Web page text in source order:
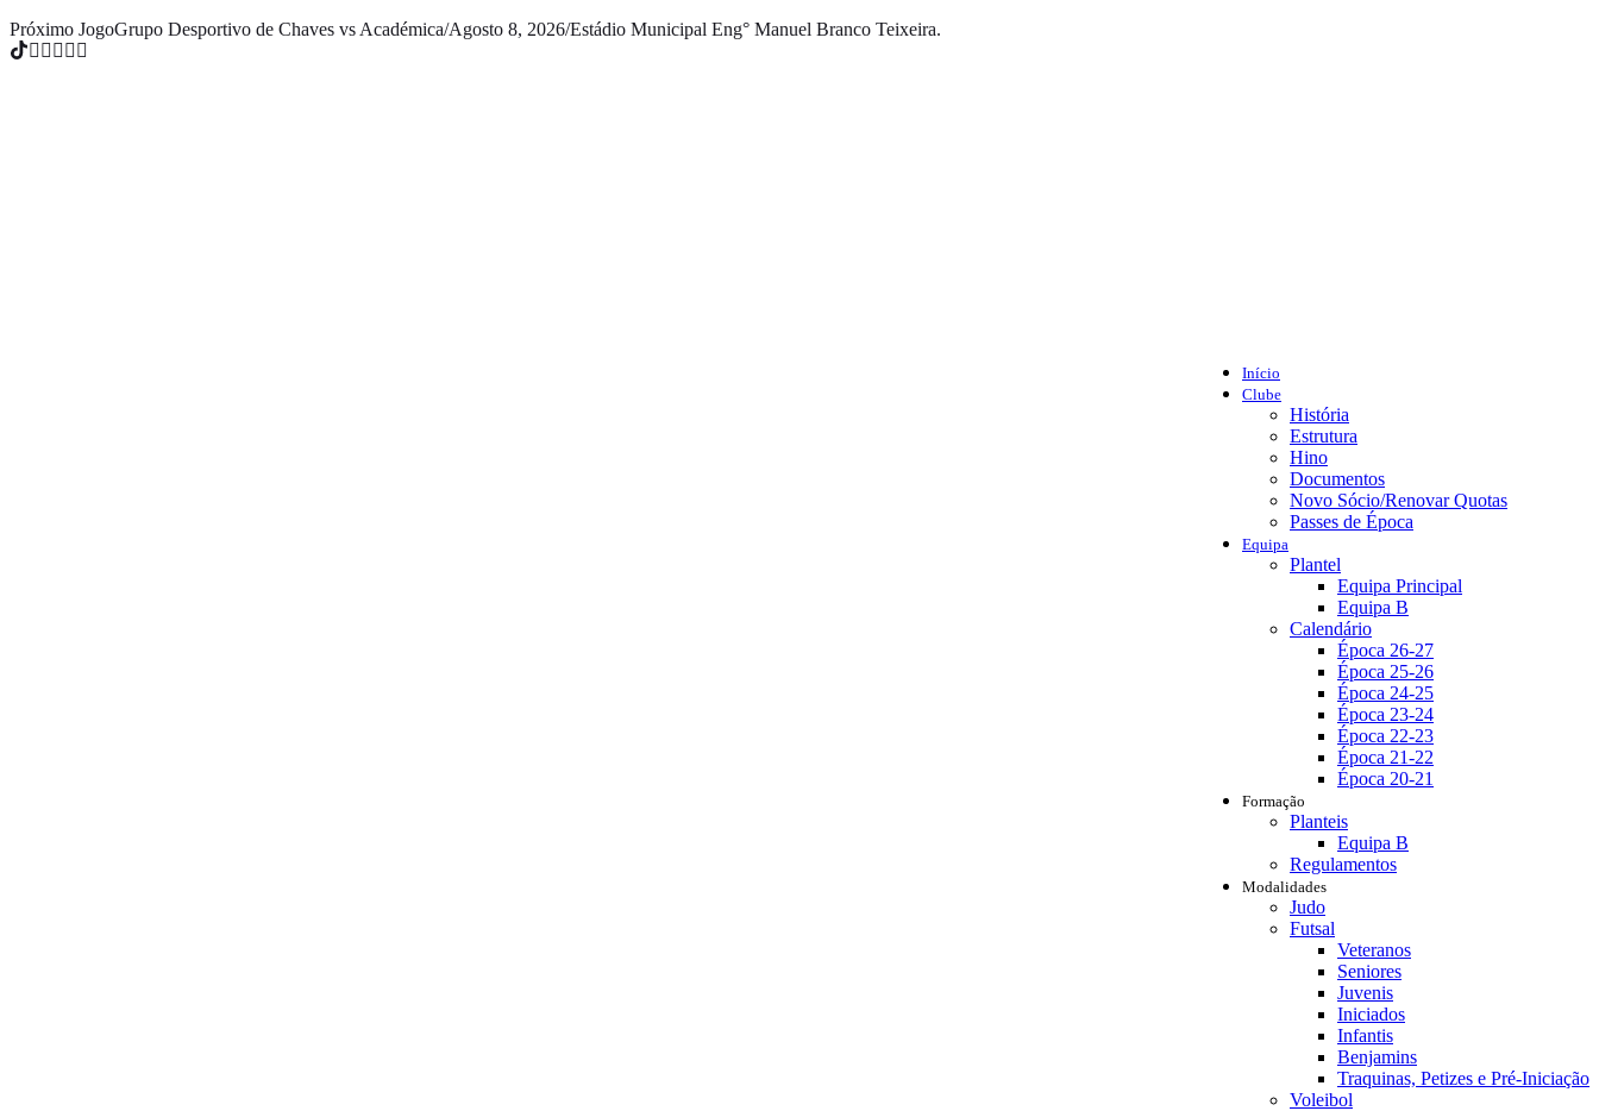
Próximo JogoGrupo Desportivo de Chaves vs Académica/Agosto 8, 2026/Estádio Municipal Eng° Manuel Branco Teixeira.
Início
Clube
História
Estrutura
Hino
Documentos
Novo Sócio/Renovar Quotas
Passes de Época
Equipa
Plantel
Equipa Principal
Equipa B
Calendário
Época 26-27
Época 25-26
Época 24-25
Época 23-24
Época 22-23
Época 21-22
Época 20-21
Formação
Planteis
Equipa B
Regulamentos
Modalidades
Judo
Futsal
Veteranos
Seniores
Juvenis
Iniciados
Infantis
Benjamins
Traquinas, Petizes e Pré-Iniciação
Voleibol